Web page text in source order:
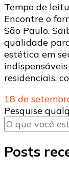
Tempo de
Encontre o
São Paulo.
qualidade
estética em
residenciais,
18 de
Procurando
algo?
Pesquise
Posts